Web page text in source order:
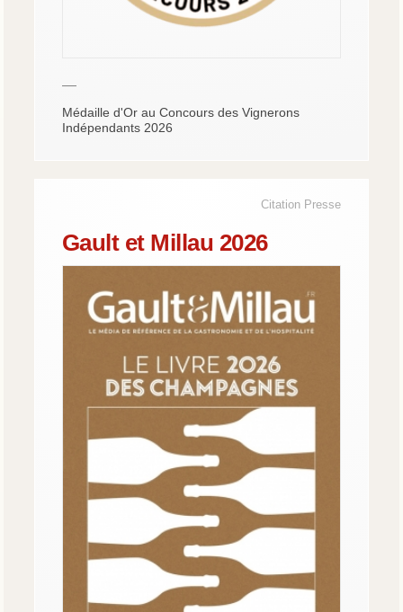
—
Médaille d'Or au Concours des Vignerons
Indépendants 2026
Citation Presse
Gault et Millau 2026